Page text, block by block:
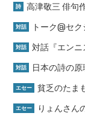
詩 高津敬三 俳句
対話 トーク@セ
対話 対話『エン
対話 日本の詩の
エセー 貧乏のた
エセー りょんさん